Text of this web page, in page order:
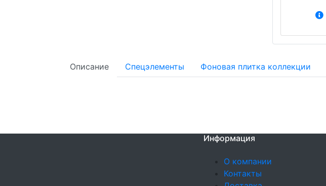
Описание Спецэлементы Фоновая плитка коллекции
Информация
О компании
Контакты